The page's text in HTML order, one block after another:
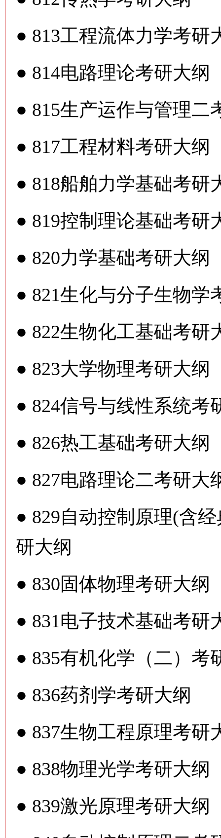
● 813工程流体力学考研
● 814电路理论考研大纲
● 815生产运作与管理二
● 817工程材料考研大纲
● 818船舶力学基础考研
● 819控制理论基础考研
● 820力学基础考研大纲
● 821生化与分子生物学
● 822生物化工基础考研
● 823大学物理考研大纲
● 824信号与线性系统考
● 826热工基础考研大纲
● 827电路理论二考研大
● 829自动控制原理(含
研大纲
● 830固体物理考研大纲
● 831电子技术基础考研
● 835有机化学（二）考
● 836药剂学考研大纲
● 837生物工程原理考研
● 838物理光学考研大纲
● 839激光原理考研大纲